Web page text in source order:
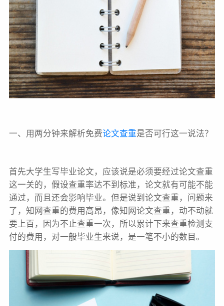
一、用两分钟来解析免费论文查重是否可行这一说法？
首先大学生写毕业论文，应该说是必须要经过论文查重
这一关的，假设查重率达不到标准，论文就有可能不能
通过，而且还会影响毕业。但是说到论文查重，问题来
了，知网查重的费用高昂，像知网论文查重，动不动就
要上百，因为不止查重一次，所以累计下来查重检测支
付的费用，对一般毕业生来说，是一笔不小的数目。